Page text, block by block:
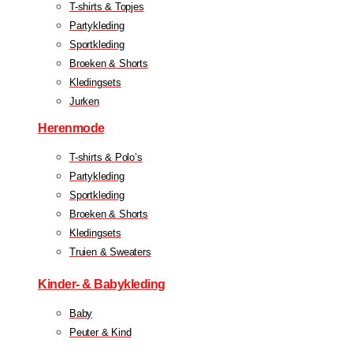
T-shirts & Topjes
Partykleding
Sportkleding
Broeken & Shorts
Kledingsets
Jurken
Herenmode
T-shirts & Polo’s
Partykleding
Sportkleding
Broeken & Shorts
Kledingsets
Truien & Sweaters
Kinder- & Babykleding
Baby
Peuter & Kind